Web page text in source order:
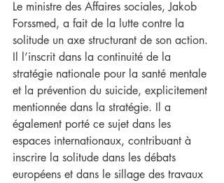
Le ministre des Affaires sociales, Jakob
Forssmed, a fait de la lutte contre la
solitude un axe structurant de son action.
Il l’inscrit dans la continuité de la
stratégie nationale pour la santé mentale
et la prévention du suicide, explicitement
mentionnée dans la stratégie. Il a
également porté ce sujet dans les
espaces internationaux, contribuant à
inscrire la solitude dans les débats
européens et dans le sillage des travaux